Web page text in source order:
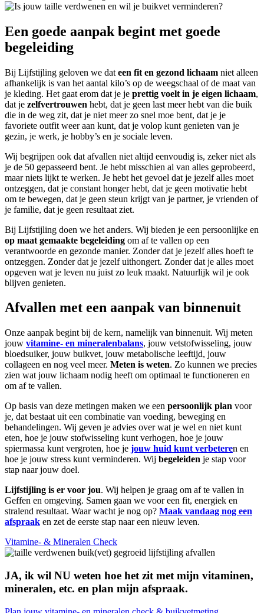
Een goede aanpak begint met goede
begeleiding
Bij Lijfstijling geloven we dat een fit en gezond lichaam niet alleen
afhankelijk is van het aantal kilo’s op de weegschaal of de maat van
je kleding. Het gaat erom dat je je prettig voelt in je eigen lichaam,
dat je zelfvertrouwen hebt, dat je geen last meer hebt van die buik
die in de weg zit, dat je niet meer zo snel moe bent, dat je je
favoriete outfit weer aan kunt, dat je volop kunt genieten van je
gezin, je werk, je hobby’s en je sociale leven.
Wij begrijpen ook dat afvallen niet altijd eenvoudig is, zeker niet als
je de 50 gepasseerd bent. Je hebt misschien al van alles geprobeerd,
maar niets lijkt te werken. Je hebt het gevoel dat je jezelf alles moet
ontzeggen, dat je constant honger hebt, dat je geen motivatie hebt
om te bewegen, dat je geen steun krijgt van je partner, je vrienden of
je familie, dat je geen resultaat ziet.
Bij Lijfstijling doen we het anders. Wij bieden je een persoonlijke en
op maat gemaakte begeleiding om af te vallen op een
verantwoorde en gezonde manier. Zonder dat je jezelf alles hoeft te
ontzeggen. Zonder dat je jezelf uithongert. Zonder dat je alles moet
opgeven wat je leven nu juist zo leuk maakt. Natuurlijk wil je ook
blijven genieten.
Afvallen met een aanpak van binnenuit
Onze aanpak begint bij de kern, namelijk van binnenuit. Wij meten
jouw vitamine- en mineralenbalans, jouw vetstofwisseling, jouw
bloedsuiker, jouw buikvet, jouw metabolische leeftijd, jouw
collageen en nog veel meer. Meten is weten. Zo kunnen we precies
zien wat jouw lichaam nodig heeft om optimaal te functioneren en
om af te vallen.
Op basis van deze metingen maken we een persoonlijk plan voor
je, dat bestaat uit een combinatie van voeding, beweging en
behandelingen. Wij geven je advies over wat je wel en niet kunt
eten, hoe je jouw stofwisseling kunt verhogen, hoe je jouw
spiermassa kunt vergroten, hoe je jouw huid kunt verbeteren en
hoe je jouw stress kunt verminderen. Wij begeleiden je stap voor
stap naar jouw doel.
Lijfstijling is er voor jou. Wij helpen je graag om af te vallen in
Geffen en omgeving. Samen gaan we voor een fit, energiek en
stralend resultaat. Waar wacht je nog op? Maak vandaag nog een
afspraak en zet de eerste stap naar een nieuw leven.
Vitamine- & Mineralen Check
JA, ik wil NU weten hoe het zit met mijn vitaminen,
mineralen, etc. en plan mijn afspraak.